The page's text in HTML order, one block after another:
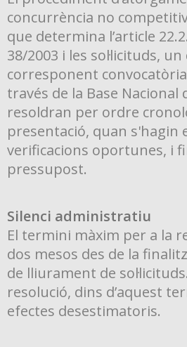
concurrència no
que determina l’article
38/2003 i les sol·licituds,
corresponent
través de la Base Nacional
resoldran per ordre
presentació, quan s'hagin
verificacions oportunes, i
pressupost.
Silenci administratiu
El termini màxim per a la
dos mesos des de la
de lliurament de
resolució, dins d’aquest
efectes desestimatoris.